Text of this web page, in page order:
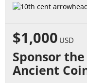
$1,000 USD
Sponsor
Ancient